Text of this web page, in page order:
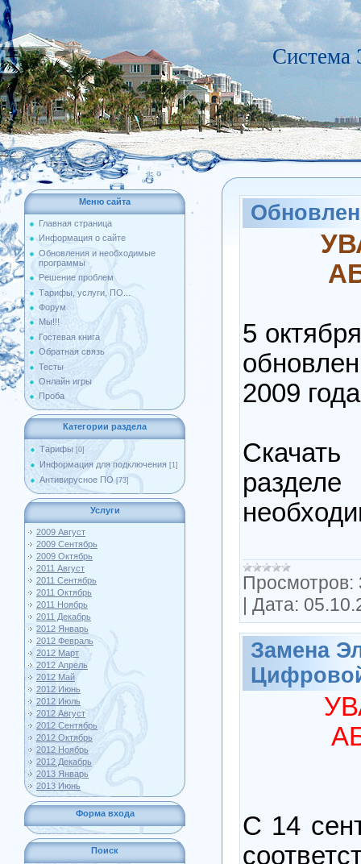
Система
Меню сайта
Главная страница
Информация о сайте
Обновления и необходимые
программы
Решение проблем
Тарифы, услуги, ПО...
Форум
Мы!!!
Гостевая книга
Обратная связь
Тесты
Онлайн игры
Проба
Категории раздела
Тарифы [0]
Информация для подключения [1]
Антивирусное ПО [73]
Услуги
2009 Август
2009 Сентябрь
2009 Октябрь
2011 Август
2011 Сентябрь
2011 Октябрь
2011 Ноябрь
2011 Декабрь
2012 Январь
2012 Февраль
2012 Март
2012 Апрель
2012 Май
2012 Июнь
2012 Июль
2012 Август
2012 Сентябрь
2012 Октябрь
2012 Ноябрь
2012 Декабрь
2013 Январь
2013 Июнь
Форма входа
Поиск
5
2009
Просмотров:
| Дата:
Замена
С 14